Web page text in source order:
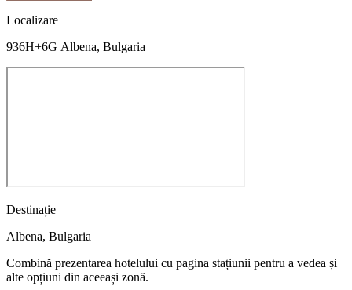
Localizare
936H+6G Аlbena, Bulgaria
Destinație
Albena, Bulgaria
Combină prezentarea hotelului cu pagina stațiunii pentru a vedea și
alte opțiuni din aceeași zonă.